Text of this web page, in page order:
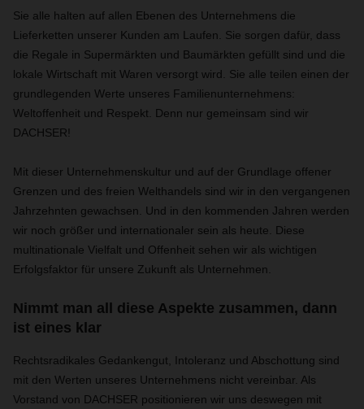
Sie alle halten auf allen Ebenen des Unternehmens die
Lieferketten unserer Kunden am Laufen. Sie sorgen dafür, dass
die Regale in Supermärkten und Baumärkten gefüllt sind und die
lokale Wirtschaft mit Waren versorgt wird. Sie alle teilen einen der
grundlegenden Werte unseres Familienunternehmens:
Weltoffenheit und Respekt. Denn nur gemeinsam sind wir
DACHSER!
Mit dieser Unternehmenskultur und auf der Grundlage offener
Grenzen und des freien Welthandels sind wir in den vergangenen
Jahrzehnten gewachsen. Und in den kommenden Jahren werden
wir noch größer und internationaler sein als heute. Diese
multinationale Vielfalt und Offenheit sehen wir als wichtigen
Erfolgsfaktor für unsere Zukunft als Unternehmen.
Nimmt man all diese Aspekte zusammen, dann
ist eines klar
Rechtsradikales Gedankengut, Intoleranz und Abschottung sind
mit den Werten unseres Unternehmens nicht vereinbar. Als
Vorstand von DACHSER positionieren wir uns deswegen mit